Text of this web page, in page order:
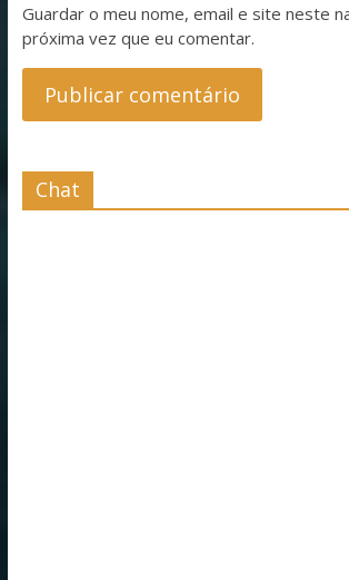
Guardar o meu nome, email e site neste
próxima vez que eu comentar.
Chat